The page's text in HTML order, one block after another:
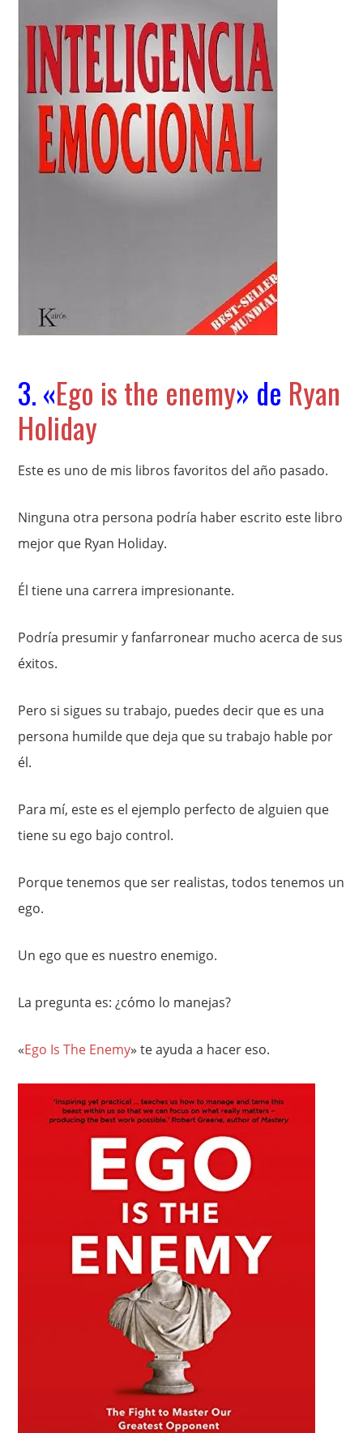
3. «Ego is the enemy» de Ryan
Holiday
Este es uno de mis libros favoritos del año pasado.
Ninguna otra persona podría haber escrito este libro
mejor que Ryan Holiday.
Él tiene una carrera impresionante.
Podría presumir y fanfarronear mucho acerca de sus
éxitos.
Pero si sigues su trabajo, puedes decir que es una
persona humilde que deja que su trabajo hable por
él.
Para mí, este es el ejemplo perfecto de alguien que
tiene su ego bajo control.
Porque tenemos que ser realistas, todos tenemos un
ego.
Un ego que es nuestro enemigo.
La pregunta es: ¿cómo lo manejas?
«Ego Is The Enemy» te ayuda a hacer eso.